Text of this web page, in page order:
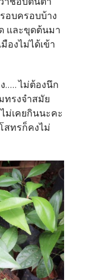
อบครอบบ้าง
และขุดต้นมา
องไม่ได้เข้า
ไม่ต้องนึก
ทรงจำสมัย
ม่เคยกินนะคะ
สทรก็คงไม่